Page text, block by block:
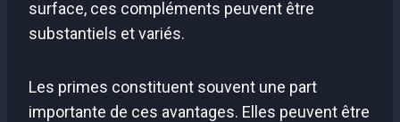
surface, ces compléments peuvent être
substantiels et variés.
Les primes constituent souvent une part
importante de ces avantages. Elles peuvent être